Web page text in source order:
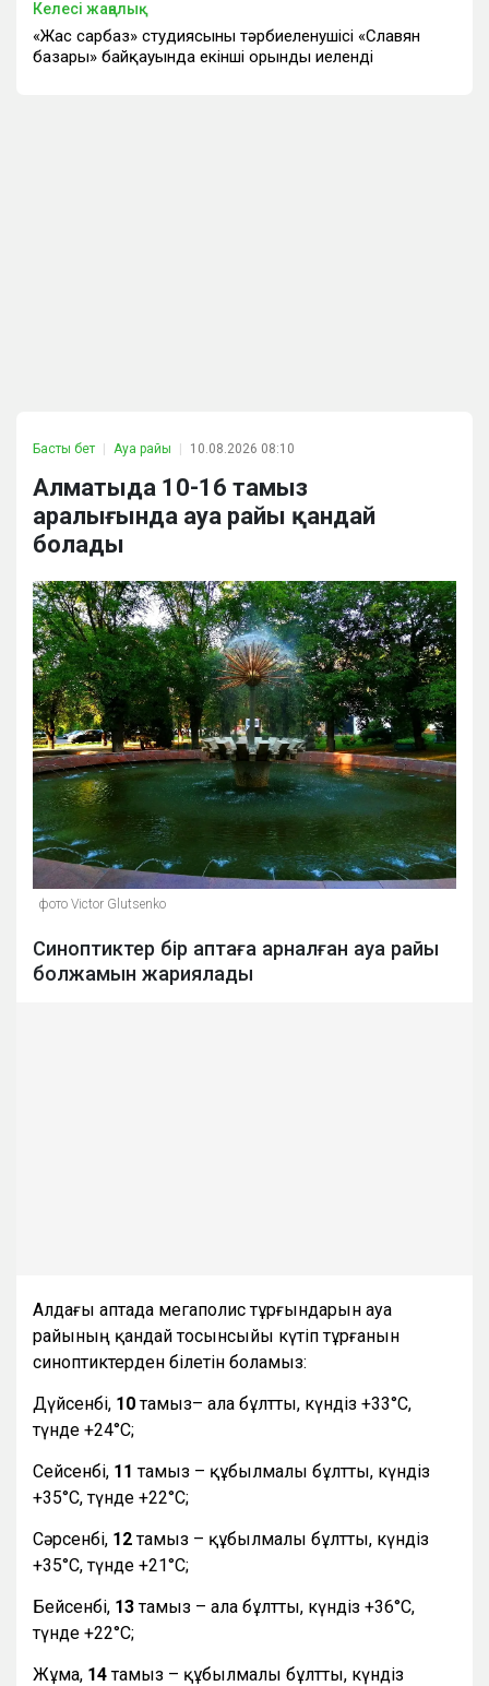
Келесі жаңалық
«Жас сарбаз» студиясының тәрбиеленушісі «Славян
базары» байқауында екінші орынды иеленді
Басты бет Ауа райы 10.08.2026 08:10
Алматыда 10-16 тамыз
аралығында ауа райы қандай
болады
фото Victor Glutsenko
Синоптиктер бір аптаға арналған ауа райы
болжамын жариялады
Алдағы аптада мегаполис тұрғындарын ауа
райының қандай тосынсыйы күтіп тұрғанын
синоптиктерден білетін боламыз:
Дүйсенбі, 10тамыз– ала бұлтты, күндіз +33°С,
түнде +24°С;
Сейсенбі, 11тамыз – құбылмалы бұлтты, күндіз
+35°С, түнде +22°С;
Сәрсенбі, 12тамыз – құбылмалы бұлтты, күндіз
+35°С, түнде +21°С;
Бейсенбі, 13тамыз – ала бұлтты, күндіз +36°С,
түнде +22°С;
Жұма, 14тамыз – құбылмалы бұлтты, күндіз